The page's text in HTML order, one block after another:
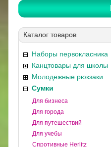
Каталог товаров
Наборы первокласника
Канцтовары для школы
Молодежные рюкзаки
Сумки
Для бизнеса
Для города
Для путешествий
Для учебы
Спротивные Herlitz